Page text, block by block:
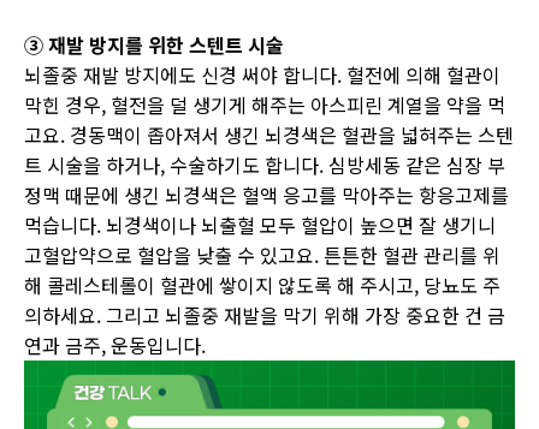
③ 재발 방지를 위한 스텐트 시술
뇌졸중 재발 방지에도 신경 써야 합니다. 혈전에 의해 혈관이
막힌 경우, 혈전을 덜 생기게 해주는 아스피린 계열을 약을 먹
고요. 경동맥이 좁아져서 생긴 뇌경색은 혈관을 넓혀주는 스텐
트 시술을 하거나, 수술하기도 합니다.심방세동 같은 심장 부
정맥 때문에 생긴 뇌경색은 혈액 응고를 막아주는 항응고제를
먹습니다. 뇌경색이나 뇌출혈 모두 혈압이 높으면 잘 생기니
고혈압약으로 혈압을 낮출 수 있고요.튼튼한 혈관 관리를 위
해 콜레스테롤이 혈관에 쌓이지 않도록 해 주시고, 당뇨도 주
의하세요. 그리고 뇌졸중 재발을 막기 위해 가장 중요한 건 금
연과 금주,운동입니다.